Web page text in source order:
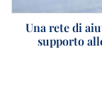
Una rete di
supporto